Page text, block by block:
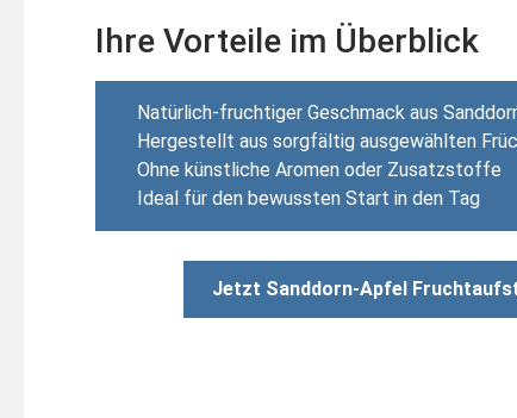
Ihre Vorteile im Überblick
Natürlich-fruchtiger Geschmack aus
Hergestellt aus sorgfältig ausgewählten
Ohne künstliche Aromen oder Zusatzstoffe
Ideal für den bewussten Start in den Tag
Jetzt Sanddorn-Apfel